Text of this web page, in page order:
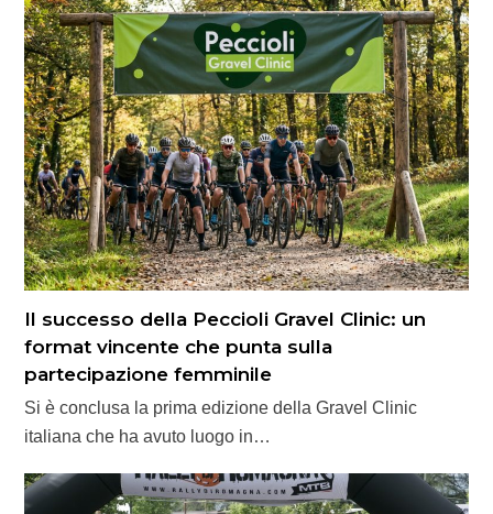
Il successo della Peccioli Gravel Clinic: un
format vincente che punta sulla
partecipazione femminile
Si è conclusa la prima edizione della Gravel Clinic
italiana che ha avuto luogo in…